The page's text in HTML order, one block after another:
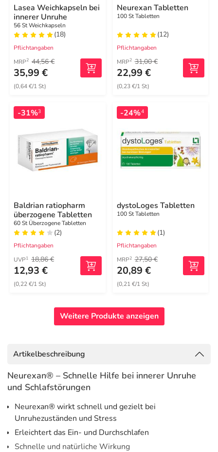
Lasea Weichkapseln bei
innerer Unruhe
56 St Weichkapseln
(18)
Pflichtangaben
MRP2 44,56 €
35,99 €
(0,64 €/1 St)
Neurexan Tabletten
100 St Tabletten
(12)
Pflichtangaben
MRP2 31,00 €
22,99 €
(0,23 €/1 St)
-31%3
Baldrian ratiopharm
überzogene Tabletten
60 St Überzogene Tabletten
(2)
Pflichtangaben
UVP1 18,86 €
12,93 €
(0,22 €/1 St)
-24%4
dystoLoges Tabletten
100 St Tabletten
(1)
Pflichtangaben
MRP2 27,50 €
20,89 €
(0,21 €/1 St)
Weitere Produkte anzeigen
Artikelbeschreibung
Neurexan® – Schnelle Hilfe bei innerer Unruhe
und Schlafstörungen
Neurexan® wirkt schnell und gezielt bei
Unruhezuständen und Stress
Erleichtert das Ein- und Durchschlafen
Schnelle und natürliche Wirkung